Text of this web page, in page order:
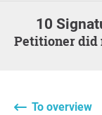
10
Petitioner
To overview